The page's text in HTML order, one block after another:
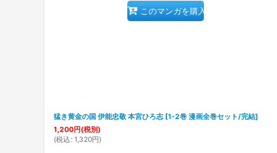
このマンガを購入
猛き黄金の国 伊能忠敬 本宮ひろ志 [1-2巻 漫画全巻セット/完結]
1,200円(税別)
(税込 : 1,320円)